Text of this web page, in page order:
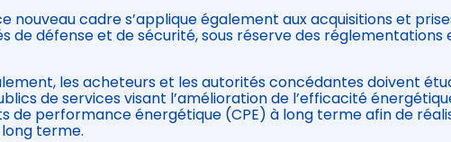
nouveau cadre s’applique également aux acquisitions et
de défense et de sécurité, sous réserve des
les acheteurs et les autorités concédantes doivent
de services visant l’amélioration de l’efficacité
de performance énergétique (CPE) à long terme afin de
long terme.